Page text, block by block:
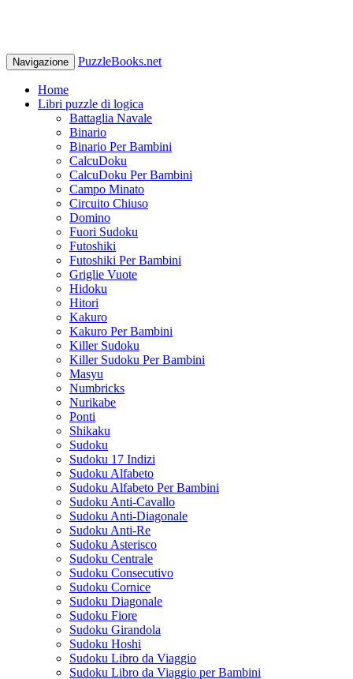
Navigazione PuzzleBooks.net
Home
Libri puzzle di logica
Battaglia Navale
Binario
Binario Per Bambini
CalcuDoku
CalcuDoku Per Bambini
Campo Minato
Circuito Chiuso
Domino
Fuori Sudoku
Futoshiki
Futoshiki Per Bambini
Griglie Vuote
Hidoku
Hitori
Kakuro
Kakuro Per Bambini
Killer Sudoku
Killer Sudoku Per Bambini
Masyu
Numbricks
Nurikabe
Ponti
Shikaku
Sudoku
Sudoku 17 Indizi
Sudoku Alfabeto
Sudoku Alfabeto Per Bambini
Sudoku Anti-Cavallo
Sudoku Anti-Diagonale
Sudoku Anti-Re
Sudoku Asterisco
Sudoku Centrale
Sudoku Consecutivo
Sudoku Cornice
Sudoku Diagonale
Sudoku Fiore
Sudoku Girandola
Sudoku Hoshi
Sudoku Libro da Viaggio
Sudoku Libro da Viaggio per Bambini